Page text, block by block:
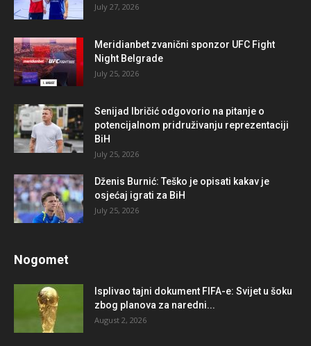
July 27, 2026
Meridianbet zvanični sponzor UFC Fight
Night Belgrade
July 25, 2026
Senijad Ibričić odgovorio na pitanje o
potencijalnom pridruživanju reprezentaciji
BiH
July 25, 2026
Dženis Burnić: Teško je opisati kakav je
osjećaj igrati za BiH
July 25, 2026
Nogomet
Isplivao tajni dokument FIFA-e: Svijet u šoku
zbog planova za naredni...
August 2, 2026